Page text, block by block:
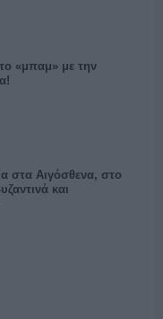
«μπαμ» με την
στα Αιγόσθενα, στο
και